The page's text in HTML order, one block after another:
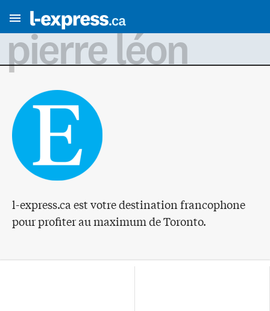
pierre léon
l-express.ca est votre destination francophone
pour profiter au maximum de Toronto.